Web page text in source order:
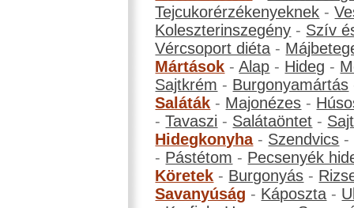
Tejcukorérzékenyeknek -
Koleszterinszegény - Szív
Vércsoport diéta -
Mártások -Alap - Hideg -
Sajtkrém - Burgonyamártás
Saláták - Majonézes -
-Tavaszi - Salátaöntet -
Hidegkonyha- Szendvics -
- Pástétom - Pecsenyék
Köretek - Burgonyás -
Savanyúság - Káposzta -